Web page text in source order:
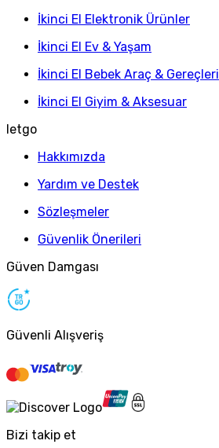
İkinci El Elektronik Ürünler
İkinci El Ev & Yaşam
İkinci El Bebek Araç & Gereçleri
İkinci El Giyim & Aksesuar
letgo
Hakkımızda
Yardım ve Destek
Sözleşmeler
Güvenlik Önerileri
Güven Damgası
Güvenli Alışveriş
Bizi takip et